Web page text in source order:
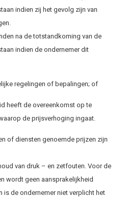
indien zij het gevolg zijn van
na de totstandkoming van de
indien de ondernemer dit
regelingen of bepalingen; of
heeft de overeenkomst op te
de prijsverhoging ingaat.
of diensten genoemde prijzen zijn
van druk – en zetfouten. Voor de
wordt geen aansprakelijkheid
is de ondernemer niet verplicht het